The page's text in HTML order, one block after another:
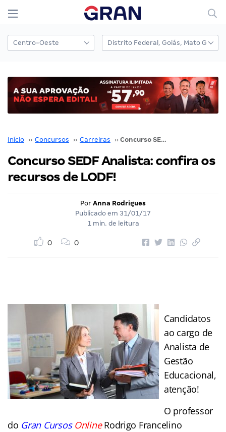
Início ›› Concursos ›› Carreiras ›› Concurso SEDF Analista: confira os recursos de LODF!
Concurso SEDF Analista: confira os
recursos de LODF!
Por Anna Rodrigues
Publicado em 31/01/17
1 min. de leitura
0 0
Candidatos
ao cargo de
Analista de
Gestão
Educacional,
atenção!
O professor
do Gran Cursos Online Rodrigo Francelino